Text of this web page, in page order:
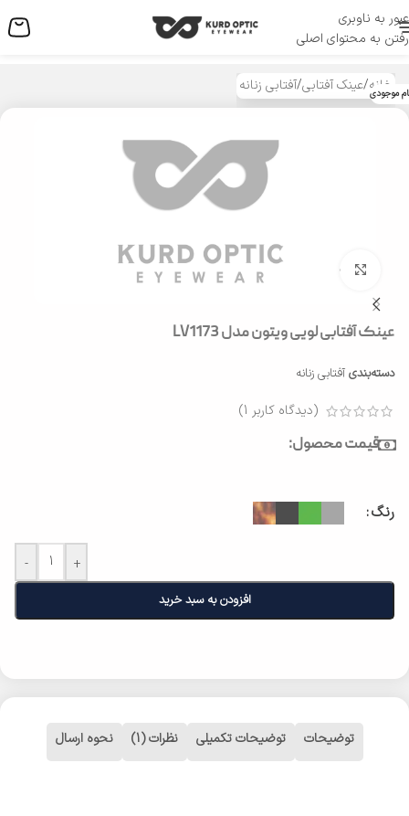
عبور به ناوبری
رفتن به محتوای اصلی
منو
خانه/عینک آفتابی/آفتابی زنانه موجودی
بزرگنمایی تصویر
عینک آفتابی لویی ويتون مدل LV1173
دسته‌بندی آفتابی زنانه
(دیدگاه کاربر 1
)
قیمت محصول:
رنگ
- +
افزودن به سبد خرید
توضیحات توضیحات تکمیلی نظرات (1) نحوه ارسال